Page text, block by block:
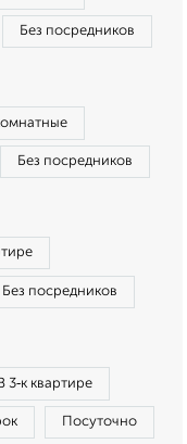
Без посредников
Без посредников
Без посредников
В 3‑к квартире
Посуточно